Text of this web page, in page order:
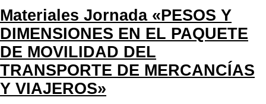
Materiales Jornada «PESOS Y
DIMENSIONES EN EL PAQUETE
DE MOVILIDAD DEL
TRANSPORTE DE MERCANCÍAS
Y VIAJEROS»